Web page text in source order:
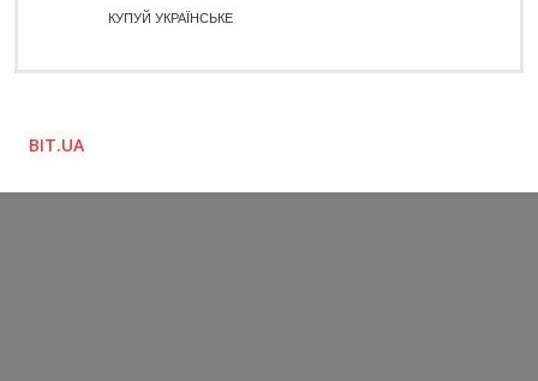
КУПУЙ УКРАЇНСЬКЕ
BIT.UA